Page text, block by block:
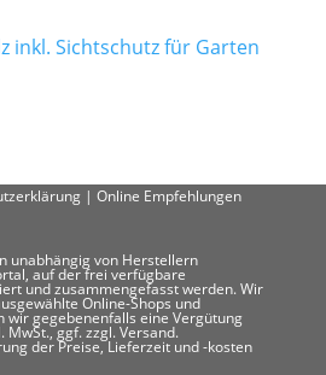
inkl. Sichtschutz für Garten
| Online Empfehlungen
unabhängig von Herstellern
auf der frei verfügbare
und zusammengefasst werden. Wir
Online-Shops und
wir gegebenenfalls eine Vergütung
ggf. zzgl. Versand.
der Preise, Lieferzeit und -kosten